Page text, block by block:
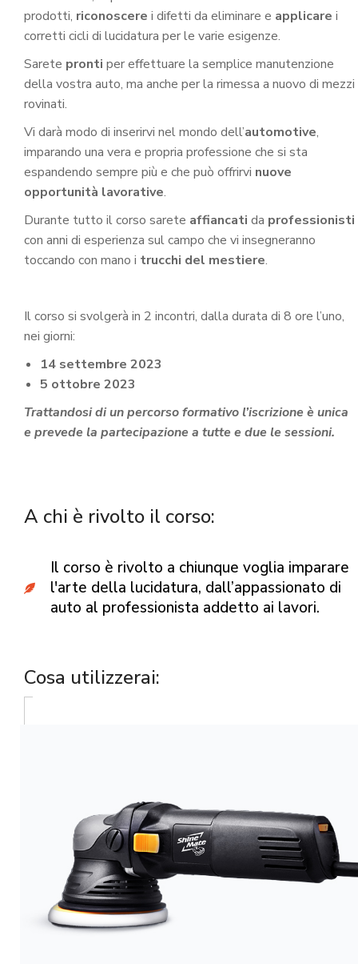
prodotti, riconoscere i difetti da eliminare e applicare i
corretti cicli di lucidatura per le varie esigenze.
Sarete pronti per effettuare la semplice manutenzione
della vostra auto, ma anche per la rimessa a nuovo di mezzi
rovinati.
Vi darà modo di inserirvi nel mondo dell’automotive,
imparando una vera e propria professione che si sta
espandendo sempre più e che può offrirvi nuove
opportunità lavorative.
Durante tutto il corso sarete affiancati da professionisti
con anni di esperienza sul campo che vi insegneranno
toccando con mano i trucchi del mestiere.
Il corso si svolgerà in 2 incontri, dalla durata di 8 ore l’uno,
nei giorni:
14 settembre 2023
5 ottobre 2023
Trattandosi di un percorso formativo l’iscrizione è unica
e prevede la partecipazione a tutte e due le sessioni.
A chi è rivolto il corso:
Il corso è rivolto a chiunque voglia imparare
l'arte della lucidatura, dall’appassionato di
auto al professionista addetto ai lavori.
Cosa utilizzerai: